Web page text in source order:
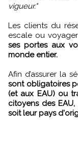
vigueur."
Les clients du
escale ou
ses portes aux
monde entier.
Afin d’assurer la
sont obligatoires
(et aux EAU) ou
citoyens des
soit leur pays